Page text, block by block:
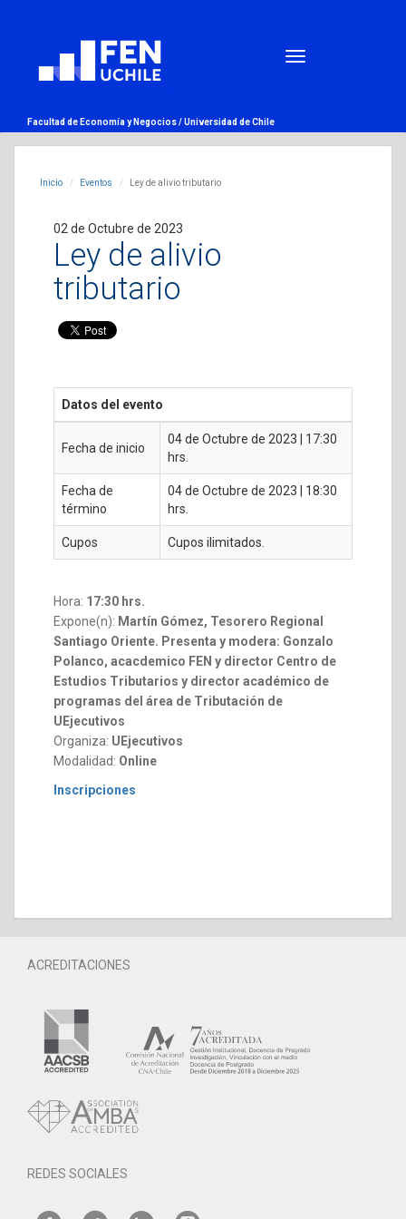
Facultad de Economía y Negocios /Universidad de Chile
Inicio Eventos Ley de alivio tributario
02 de Octubre de 2023
Ley de alivio
tributario
Datos del evento
Fecha de inicio
04 de Octubre de 2023 | 17:30
hrs.
Fecha de
término
04 de Octubre de 2023 | 18:30
hrs.
Cupos Cupos ilimitados.
Hora: 17:30 hrs.
Expone(n): Martín Gómez, Tesorero Regional
Santiago Oriente. Presenta y modera: Gonzalo
Polanco, acacdemico FEN y director Centro de
Estudios Tributarios y director académico de
programas del área de Tributación de
UEjecutivos
Organiza: UEjecutivos
Modalidad: Online
Inscripciones
ACREDITACIONES
REDES SOCIALES